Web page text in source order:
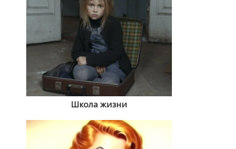
Школа жизни